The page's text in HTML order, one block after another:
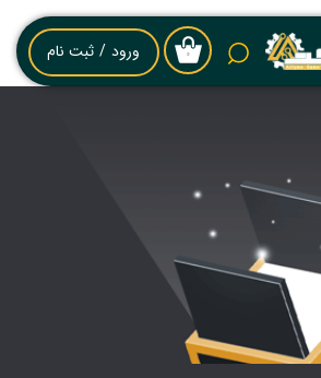
۰ ورود / ثبت نام